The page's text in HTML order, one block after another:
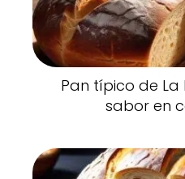
Pan típico de La
sabor en